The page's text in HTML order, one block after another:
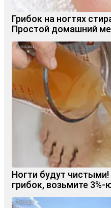
Грибок на ногтях
Простой домашний
Ногти будут
грибок, возьмите 3%-